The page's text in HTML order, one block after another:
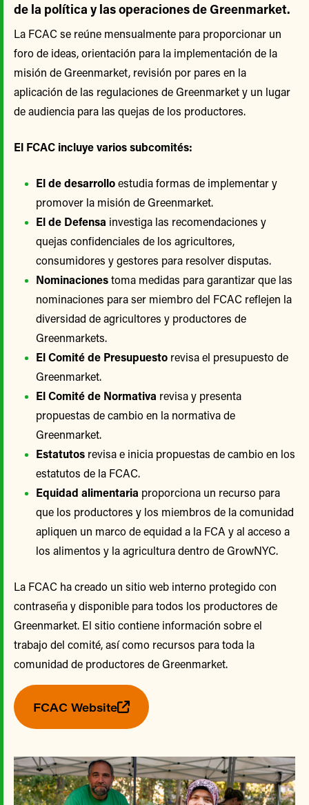
de la política y las operaciones de Greenmarket.
La FCAC se reúne mensualmente para proporcionar un
foro de ideas, orientación para la implementación de la
misión de Greenmarket, revisión por pares en la
aplicación de las regulaciones de Greenmarket y un lugar
de audiencia para las quejas de los productores.
El FCAC incluye varios subcomités:
El de desarrolloestudia formas de implementar y
promover la misión de Greenmarket.
El de Defensa investiga las recomendaciones y
quejas confidenciales de los agricultores,
consumidores y gestores para resolver disputas.
Nominacionestoma medidas para garantizar que las
nominaciones para ser miembro del FCAC reflejen la
diversidad de agricultores y productores de
Greenmarkets.
El Comité de Presupuesto revisa el presupuesto de
Greenmarket.
El Comité de Normativa revisa y presenta
propuestas de cambio en la normativa de
Greenmarket.
Estatutos revisa e inicia propuestas de cambio en los
estatutos de la FCAC.
Equidad alimentaria proporciona un recurso para
que los productores y los miembros de la comunidad
apliquen un marco de equidad a la FCA y al acceso a
los alimentos y la agricultura dentro de GrowNYC.
La FCAC ha creado un sitio web interno protegido con
contraseña y disponible para todos los productores de
Greenmarket. El sitio contiene información sobre el
trabajo del comité, así como recursos para toda la
comunidad de productores de Greenmarket.
FCAC Website